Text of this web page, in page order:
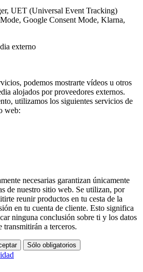
UET (Universal Event Tracking)
Google Consent Mode, Klarna,
externo
podemos mostrarte vídeos u otros
alojados por proveedores externos.
utilizamos los siguientes servicios de
web:
necesarias garantizan únicamente
de nuestro sitio web. Se utilizan, por
reunir productos en tu cesta de la
en tu cuenta de cliente. Esto significa
ninguna conclusión sobre ti y los datos
transmitirán a terceros.
Sólo obligatorios